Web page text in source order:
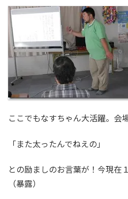
ここでもなすちゃん大活躍。会
「また太ったんでねえの」
との励ましのお言葉が！今現在
（暴露）